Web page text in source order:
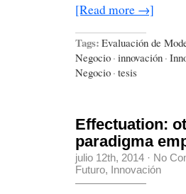
[Read more →]
Tags: Evaluación de
Negocio · innovación ·
Negocio · tesis
Effectuation:
paradigma
julio 12th, 2014 · No
Futuro, Innovación